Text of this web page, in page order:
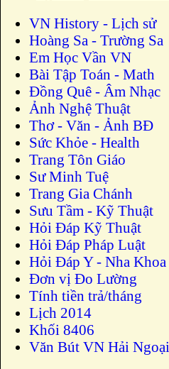
VN History - Lịch sử
Hoàng Sa - Trường Sa
Em Học Vần VN
Bài Tập Toán - Math
Đồng Quê - Âm Nhạc
Ảnh Nghệ Thuật
Thơ - Văn - Ảnh BĐ
Sức Khỏe - Health
Trang Tôn Giáo
Sư Minh Tuệ
Trang Gia Chánh
Sưu Tầm - Kỹ Thuật
Hỏi Đáp Kỹ Thuật
Hỏi Đáp Pháp Luật
Hỏi Đáp Y - Nha Khoa
Đơn vị Đo Lường
Tính tiền trả/tháng
Lịch 2014
Khối 8406
Văn Bút VN Hải Ngoại